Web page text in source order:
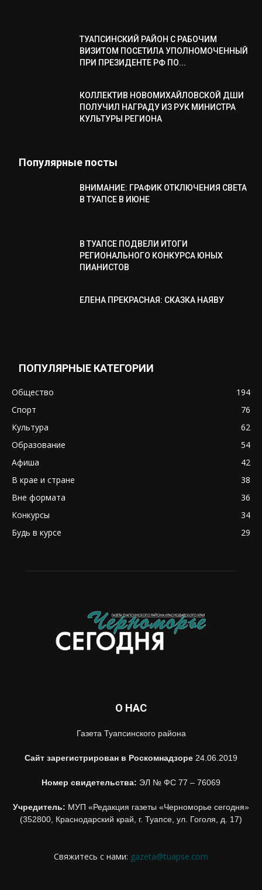
ТУАПСИНСКИЙ РАЙОН С РАБОЧИМ
ВИЗИТОМ ПОСЕТИЛА УПОЛНОМОЧЕННЫЙ
ПРИ ПРЕЗИДЕНТЕ РФ ПО...
КОЛЛЕКТИВ НОВОМИХАЙЛОВСКОЙ ДШИ
ПОЛУЧИЛ НАГРАДУ ИЗ РУК МИНИСТРА
КУЛЬТУРЫ РЕГИОНА
Популярные посты
ВНИМАНИЕ: ГРАФИК ОТКЛЮЧЕНИЯ СВЕТА
В ТУАПСЕ В ИЮНЕ
В ТУАПСЕ ПОДВЕЛИ ИТОГИ
РЕГИОНАЛЬНОГО КОНКУРСА ЮНЫХ
ПИАНИСТОВ
ЕЛЕНА ПРЕКРАСНАЯ: СКАЗКА НАЯВУ
ПОПУЛЯРНЫЕ КАТЕГОРИИ
Общество
194
Спорт
76
Культура
62
Образование
54
Афиша
42
В крае и стране
38
Вне формата
36
Конкурсы
34
Будь в курсе
29
О НАС
Газета Туапсинского района
Сайт зарегистрирован в Роскомнадзоре 24.06.2019
Номер свидетельства: ЭЛ № ФС 77 – 76069
Учредитель: МУП «Редакция газеты «Черноморье сегодня»
(352800, Краснодарский край, г. Туапсе, ул. Гоголя, д. 17)
Свяжитесь с нами: gazeta@tuapse.com